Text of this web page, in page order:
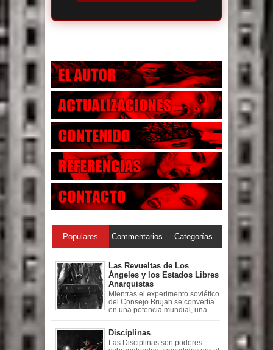
Populares Commentarios Categorías
Las Revueltas de Los
Ángeles y los Estados Libres
Anarquistas
Mientras el experimento soviético
del Consejo Brujah se convertía
en una potencia mundial, una ...
Disciplinas
Las Disciplinas son poderes